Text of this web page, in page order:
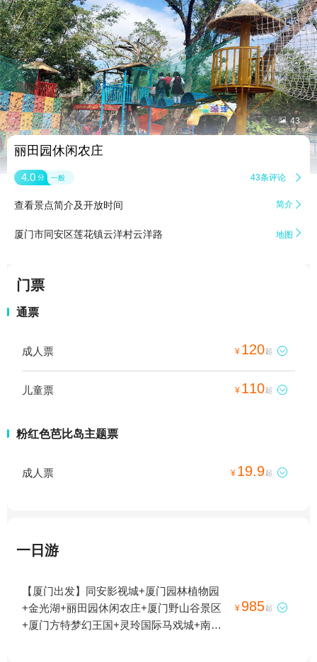
 43
丽田园休闲农庄
4.0 分 一般 43条评论 
查看景点简介及开放时间 简介 
厦门市同安区莲花镇云洋村云洋路 地图 
门票
通票
成人票 ¥ 120起 
儿童票 ¥ 110起 
粉红色芭比岛主题票
成人票 ¥ 19.9起 
一日游
【厦门出发】同安影视城+厦门园林植物园
+金光湖+丽田园休闲农庄+厦门野山谷景区
+厦门方特梦幻王国+灵玲国际马戏城+南安·
¥ 985起 
